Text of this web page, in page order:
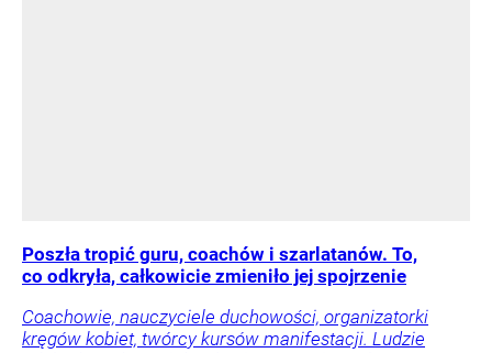
Poszła tropić guru, coachów i szarlatanów. To,
co odkryła, całkowicie zmieniło jej spojrzenie
Coachowie, nauczyciele duchowości, organizatorki
kręgów kobiet, twórcy kursów manifestacji. Ludzie